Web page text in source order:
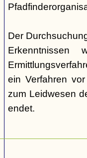
Der
Erkenntnissen
ein Verfahren
zum Leidwesen
endet.